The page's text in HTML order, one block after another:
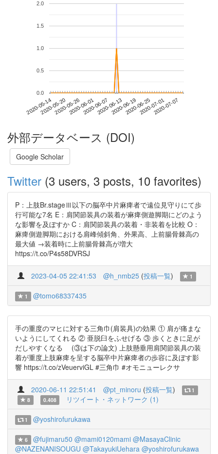
2020-05-142020-05-202020-05-262020-06-012020-06-072020-06-132020-06-192020-06-252020-07-012020-07-07
0.0
0.5
1.0
1.5
2.0
外部データベース (DOI)
Google Scholar
Twitter (3 users, 3 posts, 10 favorites)
P：上肢Br.stageⅢ以下の脳卒中片麻痺者で遠位見守りにて歩
行可能な7名 E：肩関節装具の装着が麻痺側遊脚期にどのよう
な影響を及ぼすか C：肩関節装具の装着・非装着を比較 O：
麻痺側遊脚期における肩峰傾斜角、外果高、上前腸骨棘高の
最大値 →装着時に上前腸骨棘高が増大
https://t.co/P4s58DVRSJ
2023-04-05 22:41:53 @h_nmb25 (投稿一覧) 1
1 @tomo68337435
手の重度のマヒに対する三角巾(肩装具)の効果 ① 肩が痛まな
いようにしてくれる ② 亜脱臼をふせげる ③ 歩くときに足が
だしやすくなる (③は下の論文) 上肢懸垂用肩関節装具の装
着が重度上肢麻痺を呈する脳卒中片麻痺者の歩容に及ぼす影
響 https://t.co/zVeuerviGL #三角巾 #オモニューレクサ
2020-06-11 22:51:41 @pt_minoru (投稿一覧)
1
8
0.408 リツイート・ネットワーク (1)
1 @yoshirofurukawa
6 @fujimaru50 @mami0120mami @MasayaClinic
@NAZENANISOUGU @TakayukiUehara @yoshirofurukawa